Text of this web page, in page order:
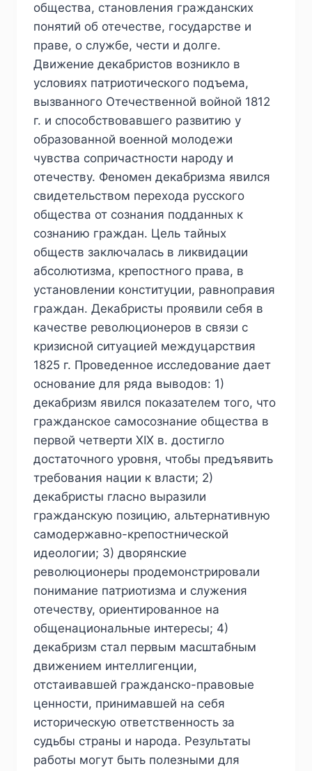
общества, становления гражданских
понятий об отечестве, государстве и
праве, о службе, чести и долге.
Движение декабристов возникло в
условиях патриотического подъема,
вызванного Отечественной войной 1812
г. и способствовавшего развитию у
образованной военной молодежи
чувства сопричастности народу и
отечеству. Феномен декабризма явился
свидетельством перехода русского
общества от сознания подданных к
сознанию граждан. Цель тайных
обществ заключалась в ликвидации
абсолютизма, крепостного права, в
установлении конституции, равноправия
граждан. Декабристы проявили себя в
качестве революционеров в связи с
кризисной ситуацией междуцарствия
1825 г. Проведенное исследование дает
основание для ряда выводов: 1)
декабризм явился показателем того, что
гражданское самосознание общества в
первой четверти ХIХ в. достигло
достаточного уровня, чтобы предъявить
требования нации к власти; 2)
декабристы гласно выразили
гражданскую позицию, альтернативную
самодержавно-крепостнической
идеологии; 3) дворянские
революционеры продемонстрировали
понимание патриотизма и служения
отечеству, ориентированное на
общенациональные интересы; 4)
декабризм стал первым масштабным
движением интеллигенции,
отстаивавшей гражданско-правовые
ценности, принимавшей на себя
историческую ответственность за
судьбы страны и народа. Результаты
работы могут быть полезными для